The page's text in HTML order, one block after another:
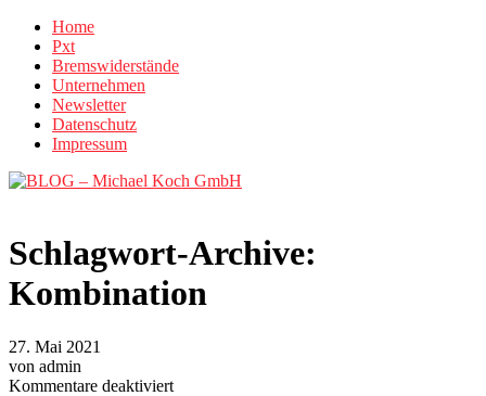
Home
Pxt
Bremswiderstände
Unternehmen
Newsletter
Datenschutz
Impressum
Schlagwort-Archive:
Kombination
27. Mai 2021
von admin
Kommentare deaktiviertfür